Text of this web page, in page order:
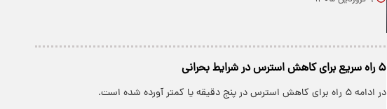
۵ راه سریع برای کاهش استرس در شرایط بحرانی
در ادامه ۵ راه برای کاهش استرس در پنج دقیقه یا کمتر آورده شده است.